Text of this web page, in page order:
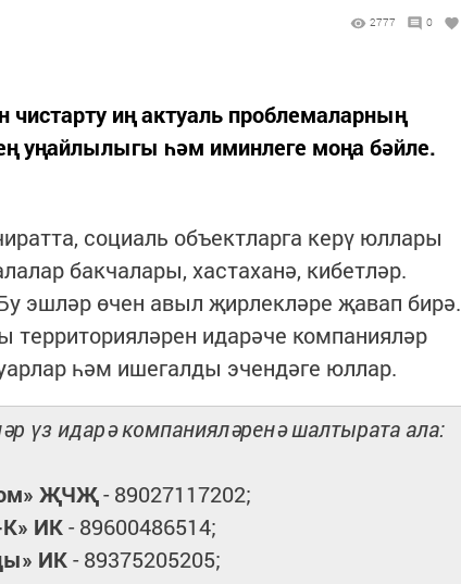
2777 0
иң актуаль проблемаларның
уңайлылыгы һәм иминлеге моңа бәйле.
социаль объектларга керү юллары
бакчалары, хастаханә, кибетләр.
эшләр өчен авыл җирлекләре җавап бирә.
идарәче компанияләр
һәм ишегалды эчендәге юллар.
үз идарә компанияләренә шалтырата ала:
ҖЧҖ- 89027117202;
ИК- 89600486514;
ИК- 89375205205;